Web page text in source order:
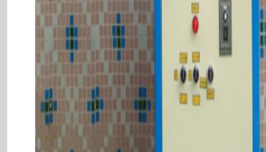
直供台式uv机强/弱光源可选择固